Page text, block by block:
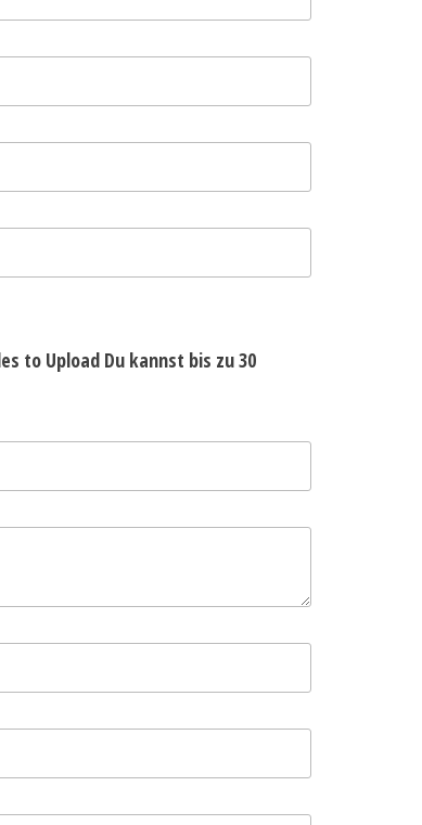
to Upload Du kannst bis zu 30